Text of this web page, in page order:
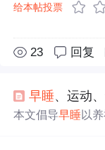
给本帖投票
23 回复
早睡、运动
本文倡导早睡以